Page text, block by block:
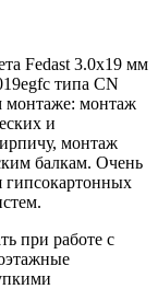
Fedast 3.0х19 мм
типа CN
монтаже: монтаж
и
монтаж
балкам. Очень
гипсокартонных
при работе с